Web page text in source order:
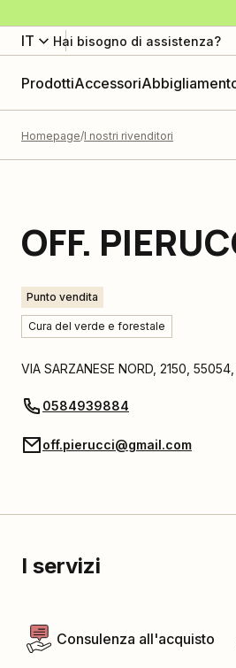
IT Hai bisogno di assistenza?
ProdottiAccessori
Homepage I nostri rivenditori
OFF.
Punto vendita
Cura del verde e forestale
VIA SARZANESE NORD, 2150 55054
0584939884
off.pierucci@gmail.com
I servizi
Consulenza all'acquisto